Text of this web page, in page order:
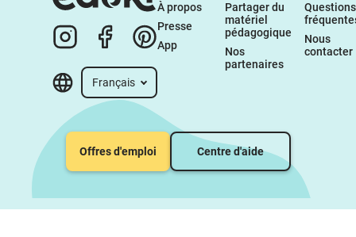
Français
À propos
Presse
App
Partager du
matériel
pédagogique
Nos
partenaires
Questions
Nous
contacter
Offres d'emploi Centre d'aide